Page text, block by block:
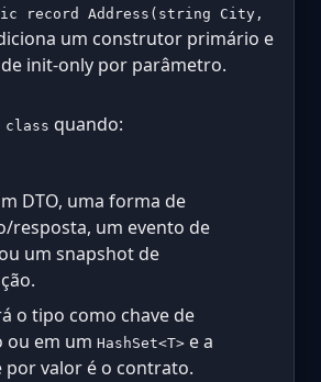
record Address(string City,
um construtor primário e
init-only por parâmetro.
class quando:
DTO, uma forma de
resposta, um evento de
um snapshot de
o tipo como chave de
ou em um HashSet<T> e a
por valor é o contrato.